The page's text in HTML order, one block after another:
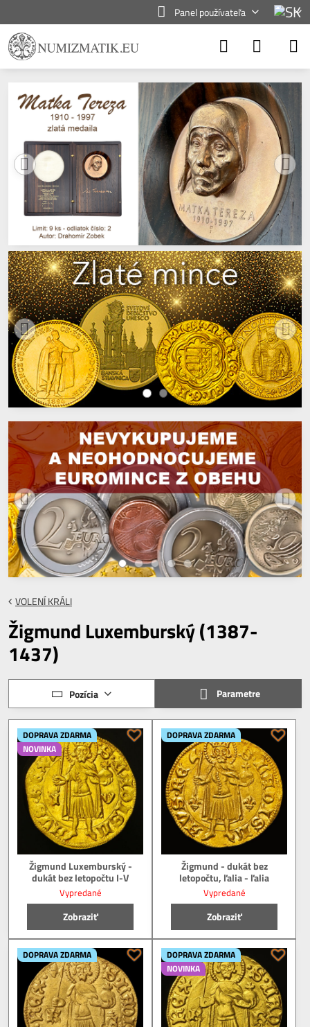
Panel používateľa
VOLENÍ KRÁLI
Žigmund Luxemburský (1387-
1437)
Pozícia Parametre
DOPRAVA ZDARMA
NOVINKA
Žigmund Luxemburský -
dukát bez letopočtu I-V
Vypredané
Zobraziť
DOPRAVA ZDARMA
Žigmund - dukát bez
letopočtu, ľalia - ľalia
Vypredané
Zobraziť
DOPRAVA ZDARMA
DOPRAVA ZDARMA
NOVINKA